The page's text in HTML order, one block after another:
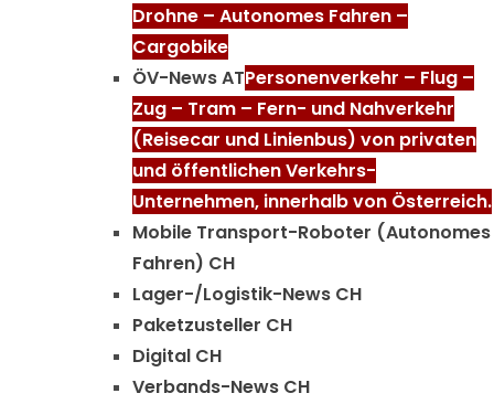
Drohne – Autonomes Fahren –
Cargobike
ÖV-News ATPersonenverkehr – Flug –
Zug – Tram – Fern- und Nahverkehr
(Reisecar und Linienbus) von privaten
und öffentlichen Verkehrs-
Unternehmen, innerhalb von Österreich.
Mobile Transport-Roboter (Autonomes
Fahren) CH
Lager-/Logistik-News CH
Paketzusteller CH
Digital CH
Verbands-News CH